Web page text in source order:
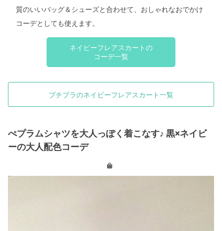
質のいいバッグ＆シューズと合わせて、おしゃれなおでかけ
コーデとしても使えます。
ネイビーフレアスカートの
コーデ一覧
プチプラのネイビーフレアスカート一覧
ぺプラムシャツを大人っぽく着こなす♪ 黒×ネイビ
ーの大人配色コーデ